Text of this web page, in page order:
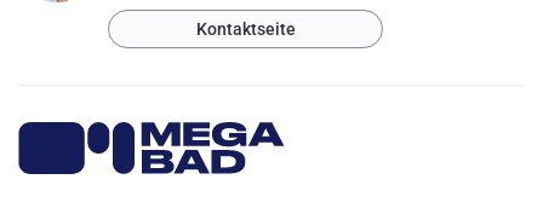
Kontaktseite